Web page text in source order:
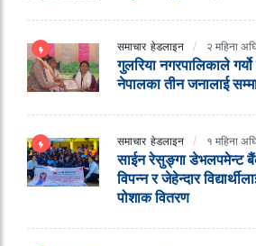
समाचार हेडलाइन २ महिना
गुलरिया नगरपालिकाले
नेपालका तीन जनालाई
समाचार हेडलाइन १ महिना
साईन रेसुङ्गा डेभलपमेन्ट
विपन्न र जेहेन्दार
पोशाक वितरण